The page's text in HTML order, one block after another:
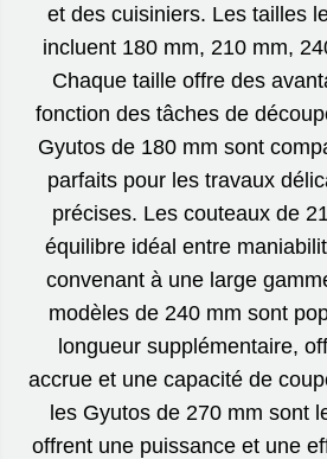
et des cuisiniers. Les tailles
incluent 180 mm, 210 mm,
Chaque taille offre des
fonction des tâches de
Gyutos de 180 mm sont
parfaits pour les travaux
précises. Les couteaux de
équilibre idéal entre
convenant à une large
modèles de 240 mm sont
longueur supplémentaire,
accrue et une capacité de
les Gyutos de 270 mm sont
offrent une puissance et une